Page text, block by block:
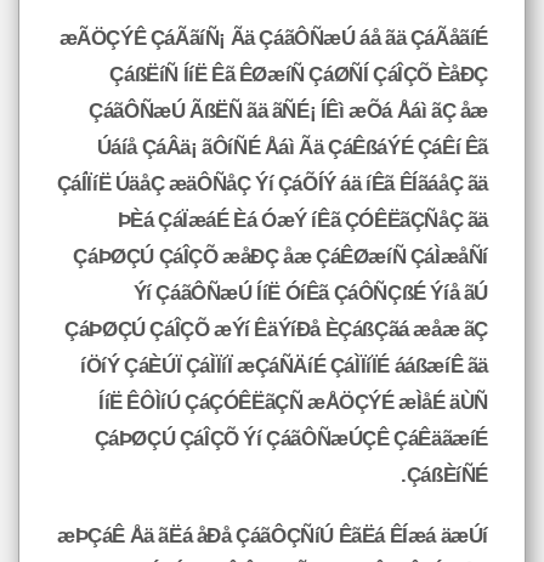
æÃÖÇÝÊ ÇáÃãíÑ¡ Ãä ÇáãÔÑæÚ áå ãä ÇáÃåãíÉ
ÇáßËíÑ ÍíË Êã ÊØæíÑ ÇáØÑÍ ÇáÎÇÕ ÈåÐÇ
ÇáãÔÑæÚ ÃßËÑ ãä ãÑÉ¡ ÍÊì æÕá Åáì ãÇ åæ
Úáíå ÇáÂä¡ ãÔíÑÉ Åáì Ãä ÇáÊßáÝÉ ÇáÊí Êã
ÇáÍÏíË ÚäåÇ æäÔÑåÇ Ýí ÇáÕÍÝ áä íÊã ÊÍãáåÇ ãä
ÞÈá ÇáÏæáÉ Èá ÓæÝ íÊã ÇÓÊËãÇÑåÇ ãä
ÇáÞØÇÚ ÇáÎÇÕ æåÐÇ åæ ÇáÊØæíÑ ÇáÌæåÑí
Ýí ÇáãÔÑæÚ ÍíË ÓíÊã ÇáÔÑÇßÉ Ýíå ãÚ
ÇáÞØÇÚ ÇáÎÇÕ æÝí ÊäÝíÐå ÈÇáßÇãá æåæ ãÇ
íÖíÝ ÇáÈÚÏ ÇáÌÏíÏ æÇáÑÄíÉ ÇáÌÏíÏÉ ááßæíÊ ãä
ÍíË ÊÔÌíÚ ÇáÇÓÊËãÇÑ æÅÖÇÝÉ æÌåÉ äÙÑ
ÇáÞØÇÚ ÇáÎÇÕ Ýí ÇáãÔÑæÚÇÊ ÇáÊäãæíÉ
ÇáßÈíÑÉ.
æÞÇáÊ Åä ãËá åÐå ÇáãÔÇÑíÚ ÊãËá ÊÍæá äæÚí